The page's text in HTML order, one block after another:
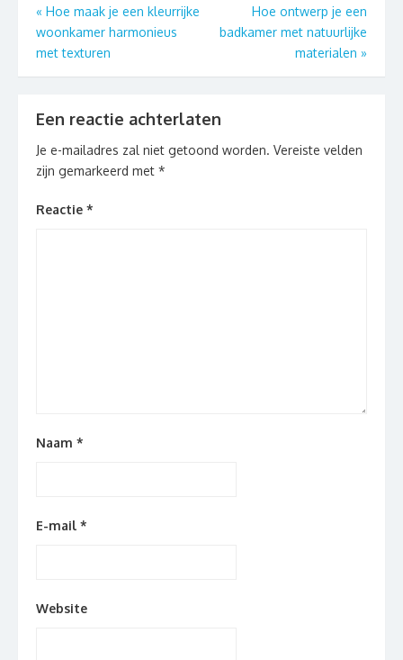
Berichtnavigatie
« Hoe maak je een kleurrijke
woonkamer harmonieus
met texturen
Hoe ontwerp je een
badkamer met natuurlijke
materialen »
Een reactie achterlaten
Je e-mailadres zal niet getoond worden. Vereiste velden
zijn gemarkeerd met *
Reactie *
Naam *
E-mail *
Website